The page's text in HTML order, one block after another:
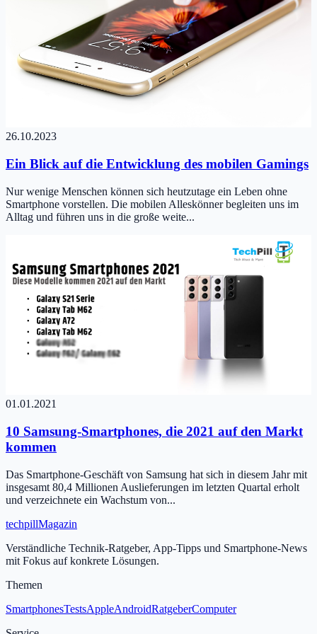
26.10.2023
Ein Blick auf die Entwicklung des mobilen Gamings
Nur wenige Menschen können sich heutzutage ein Leben ohne
Smartphone vorstellen. Die mobilen Alleskönner begleiten uns im
Alltag und führen uns in die große weite...
01.01.2021
10 Samsung-Smartphones, die 2021 auf den Markt
kommen
Das Smartphone-Geschäft von Samsung hat sich in diesem Jahr mit
insgesamt 80,4 Millionen Auslieferungen im letzten Quartal erholt
und verzeichnete ein Wachstum von...
techpillMagazin
Verständliche Technik-Ratgeber, App-Tipps und Smartphone-News
mit Fokus auf konkrete Lösungen.
Themen
SmartphonesTestsAppleAndroidRatgeberComputer